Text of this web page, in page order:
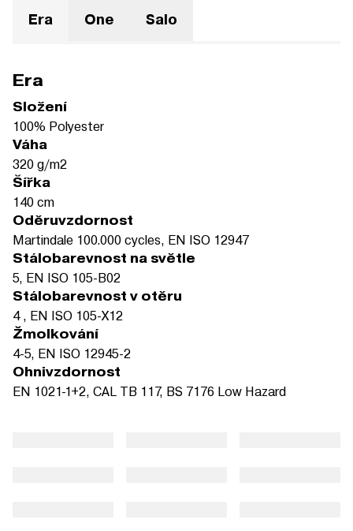
Era One Salo
Era
Složení
100% Polyester
Váha
320 g/m2
Šířka
140 cm
Oděruvzdornost
Martindale 100.000 cycles, EN ISO 12947
Stálobarevnost na světle
5, EN ISO 105-B02
Stálobarevnost v otěru
4 , EN ISO 105-X12
Žmolkování
4-5, EN ISO 12945-2
Ohnivzdornost
EN 1021-1+2, CAL TB 117, BS 7176 Low Hazard